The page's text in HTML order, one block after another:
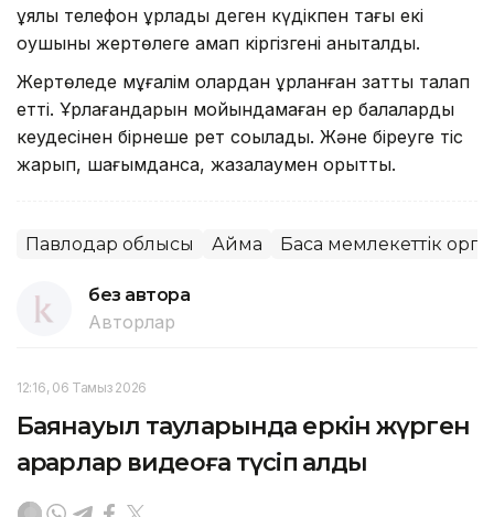
ұялы телефон ұрлады деген күдікпен тағы екі
оқушыны жертөлеге қамап кіргізгені анықталды.
Жертөледе мұғалім олардан ұрланған затты талап
етті. Ұрлағандарын мойындамаған ер балаларды
кеудесінен бірнеше рет соққылады. Және біреуге тіс
жарып, шағымданса, жазалаумен қорқытты.
Павлодар облысы Аймақ Басқа мемлекеттік
без автора
Авторлар
12:16, 06 Тамыз 2026
Баянауыл тауларында еркін жүрген
арқарлар видеоға түсіп қалды